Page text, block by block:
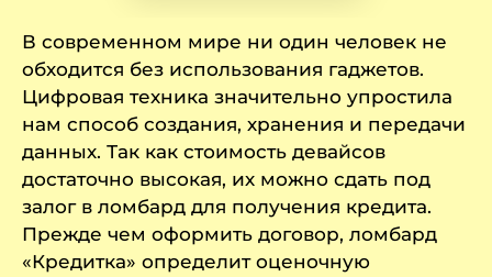
В современном мире ни один человек не
обходится без использования гаджетов.
Цифровая техника значительно упростила
нам способ создания, хранения и передачи
данных. Так как стоимость девайсов
достаточно высокая, их можно сдать под
залог в ломбард для получения кредита.
Прежде чем оформить договор, ломбард
«Кредитка» определит оценочную